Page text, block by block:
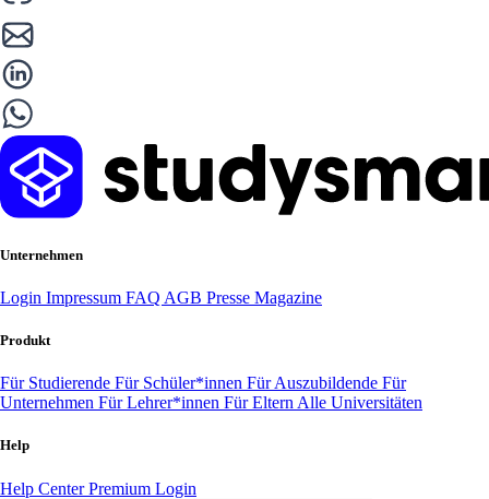
Unternehmen
Login Impressum FAQ AGB Presse Magazine
Produkt
Für Studierende Für Schüler*innen Für Auszubildende Für
Unternehmen Für Lehrer*innen Für Eltern Alle Universitäten
Help
Help CenterPremium Login